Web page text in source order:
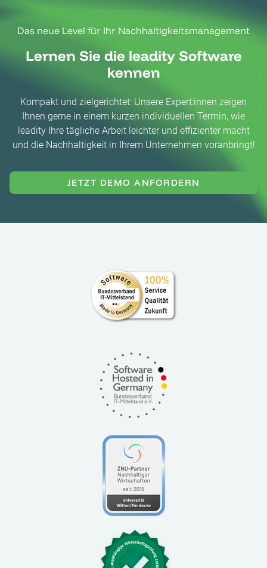
Das neue Level für Ihr Nachhaltigkeitsmanagement
Lernen Sie die leadity Software
kennen
Kompakt und zielgerichtet: Unsere Expert:innen zeigen
Ihnen gerne in einem kurzen individuellen Termin, wie
leadity Ihre tägliche Arbeit leichter und effizienter macht
und die Nachhaltigkeit in Ihrem Unternehmen voranbringt!
JETZT DEMO ANFORDERN